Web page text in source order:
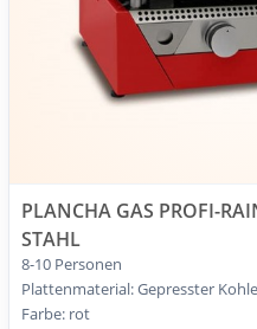
PLANCHA GAS PROFI-
STAHL
8-10 Personen
Plattenmaterial: Gepresster
Farbe: rot